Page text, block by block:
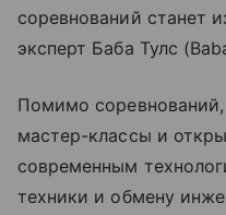
соревнований станет
эксперт Баба Тулс
Помимо
мастер-классы и
современным
техники и обмену